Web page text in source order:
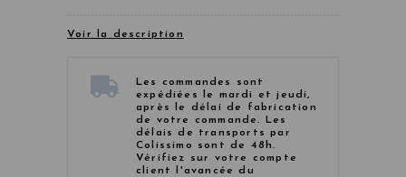
Voir la description
Les commandes sont
expédiées le mardi et jeudi,
après le délai de fabrication
de votre commande. Les
délais de transports par
Colissimo sont de 48h.
Vérifiez sur votre compte
client l'avancée du